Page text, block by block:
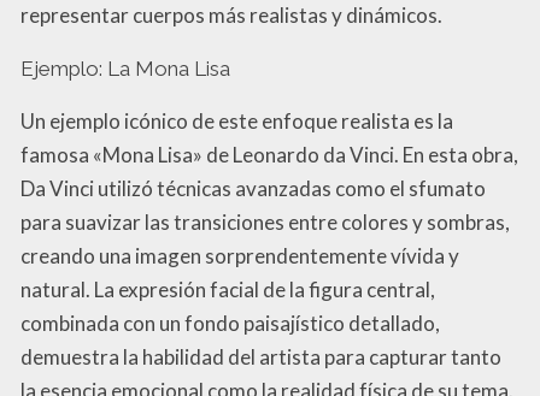
representar cuerpos más realistas y dinámicos.
Ejemplo: La Mona Lisa
Un ejemplo icónico de este enfoque realista es la
famosa «Mona Lisa» de Leonardo da Vinci. En esta obra,
Da Vinci utilizó técnicas avanzadas como el sfumato
para suavizar las transiciones entre colores y sombras,
creando una imagen sorprendentemente vívida y
natural. La expresión facial de la figura central,
combinada con un fondo paisajístico detallado,
demuestra la habilidad del artista para capturar tanto
la esencia emocional como la realidad física de su tema.